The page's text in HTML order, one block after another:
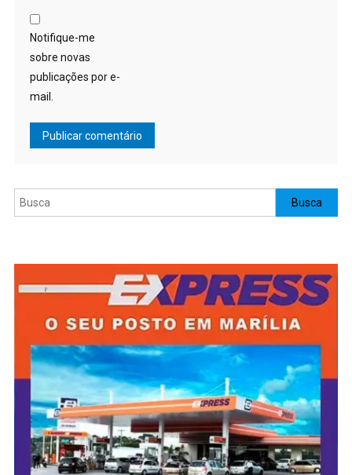
Notifique-me
sobre novas
publicações por e-
mail.
Pesquisar Busca